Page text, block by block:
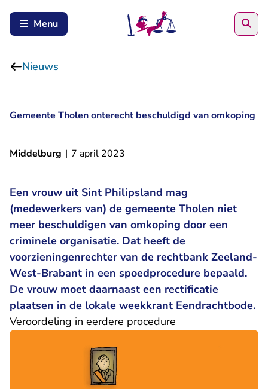
Menu
Nieuws
Gemeente Tholen onterecht beschuldigd van omkoping
Middelburg | 7 april 2023
Een vrouw uit Sint Philipsland mag
(medewerkers van) de gemeente Tholen niet
meer beschuldigen van omkoping door een
criminele organisatie. Dat heeft de
voorzieningenrechter van de rechtbank Zeeland-
West-Brabant in een spoedprocedure bepaald.
De vrouw moet daarnaast een rectificatie
plaatsen in de lokale weekkrant Eendrachtbode.
Veroordeling in eerdere procedure